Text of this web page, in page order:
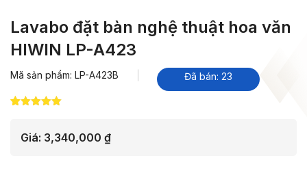
Lavabo đặt bàn nghệ thuật hoa văn
HIWIN LP-A423
Mã sản phẩm: LP-A423B Đã bán: 23
đánh giá
Giá: 3,340,000 ₫